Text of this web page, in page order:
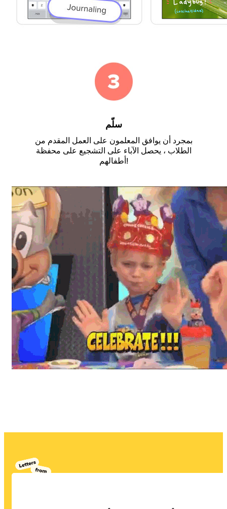
سلّم
بمجرد أن يوافق المعلمون على العمل المقدم من
الطلاب ، يحصل الآباء على التشجيع على محفظة
أطفالهم!